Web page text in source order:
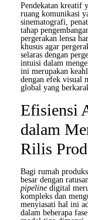
Pendekatan kreatif
ruang komunikasi
sinematografi,
tahap
pergerakan lensa
khusus agar
selaras dengan
intuisi dalam
ini merupakan
dengan efek visual
global yang
Efisiensi
dalam
Rilis
Bagi rumah
besar dengan
pipeline digital
kompleks dan
menyiasati hal ini
dalam beberapa